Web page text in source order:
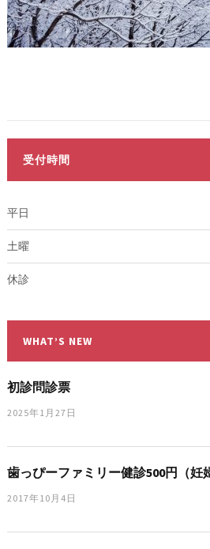
受付時間
平日
土曜
休診
WHAT’S NEW
初診問診票
2025年1月27日
歯っぴーファミリー健診500円（妊
2017年10月4日